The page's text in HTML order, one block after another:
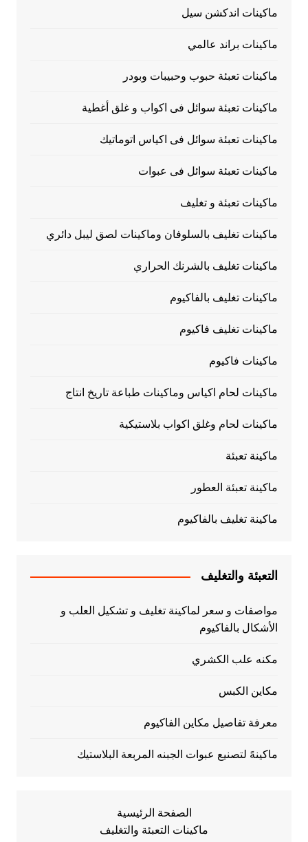
ماكينات اندكشن سيل
ماكينات براند عالمي
ماكينات تعبئة حبوب وحبيبات وبودر
ماكينات تعبئة سوائل فى اكواب و غلق أغطية
ماكينات تعبئة سوائل فى اكياس اتوماتيك
ماكينات تعبئة سوائل فى عبوات
ماكينات تعبئة و تغليف
ماكينات تغليف بالسلوفان وماكينات لصق ليبل دائري
ماكينات تغليف بالشرنك الحراري
ماكينات تغليف بالفاكيوم
ماكينات تغليف فاكيوم
ماكينات فاكيوم
ماكينات لحام اكياس وماكينات طباعة تاريخ انتاج
ماكينات لحام وغلق اكواب بلاستيكية
ماكينة تعبئة
ماكينة تعبئة العطور
ماكينة تغليف بالفاكيوم
التعبئة والتغليف
مواصفات و سعر لماكينة تغليف و تشكيل العلب و
الأشكال بالفاكيوم
مكنه علب الكشري
مكاين الكبس
معرفة تفاصيل مكاين الفاكيوم
ماكينهً لتصنيع عبوات الجبنه المربعة البلاستيك
الصفحة الرئيسية
ماكينات التعبئة والتغليف